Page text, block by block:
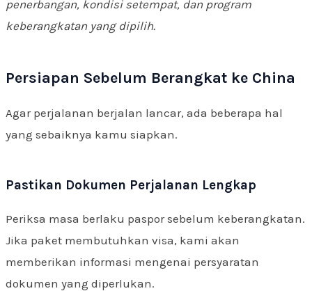
penerbangan, kondisi setempat, dan program
keberangkatan yang dipilih.
Persiapan Sebelum Berangkat ke China
Agar perjalanan berjalan lancar, ada beberapa hal
yang sebaiknya kamu siapkan.
Pastikan Dokumen Perjalanan Lengkap
Periksa masa berlaku paspor sebelum keberangkatan.
Jika paket membutuhkan visa, kami akan
memberikan informasi mengenai persyaratan
dokumen yang diperlukan.